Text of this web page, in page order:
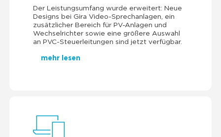
Der Leis­tungs­um­fang wur­de erwei­tert: Neue
Designs bei Gira Video-Sprech­an­la­gen, ein
zusätz­li­cher Bereich für PV-Anla­gen und
Wech­sel­rich­ter sowie eine grö­ße­re Aus­wahl
an PVC-Steu­er­lei­tun­gen sind jetzt ver­füg­bar.
mehr lesen